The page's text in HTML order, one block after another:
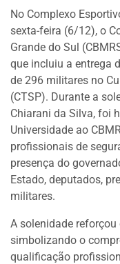
No Complexo
sexta-feira (6/12), o
Grande do Sul
que incluiu a entrega
de 296 militares no
(CTSP). Durante a
Chiarani da Silva, foi
Universidade ao
profissionais de
presença do
Estado, deputados,
militares.
A solenidade reforçou
simbolizando o
qualificação